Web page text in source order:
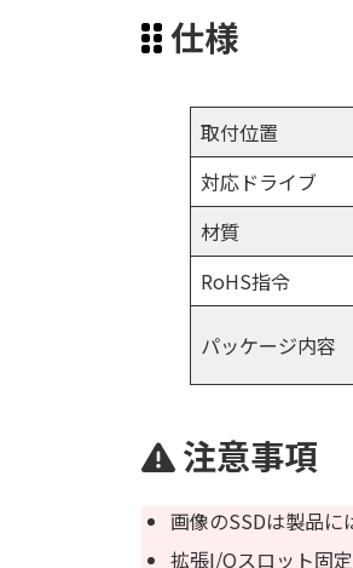
仕様
取付位置
対応ドライブ
材質
RoHS指令
パッケージ内容
注意事項
画像のSSDは製品に
拡張I/Oスロット固